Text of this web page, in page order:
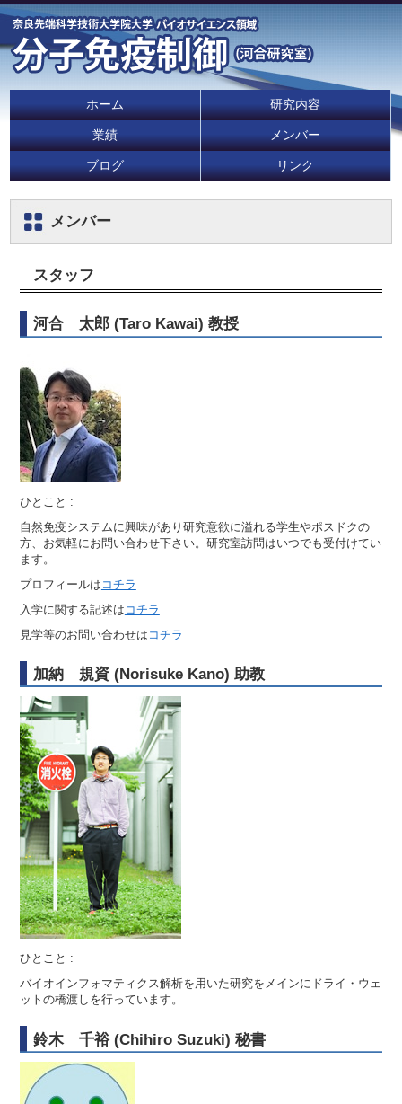
ホーム 研究内容
業績 メンバー
ブログ リンク
メンバー
スタッフ
河合 太郎 (Taro Kawai) 教授
ひとこと :
自然免疫システムに興味があり研究意欲に溢れる学生やポスドクの
方、お気軽にお問い合わせ下さい。研究室訪問はいつでも受付けてい
ます。
プロフィールは コチラ
入学に関する記述は コチラ
見学等のお問い合わせは コチラ
加納 規資 (Norisuke Kano) 助教
ひとこと :
バイオインフォマティクス解析を用いた研究をメインにドライ・ウェ
ットの橋渡しを行っています。
鈴木 千裕 (Chihiro Suzuki) 秘書